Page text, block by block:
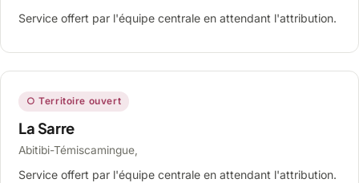
Service offert par l'équipe centrale en attendant l'attribution.
○ Territoire ouvert
La Sarre
Abitibi-Témiscamingue,
Service offert par l'équipe centrale en attendant l'attribution.